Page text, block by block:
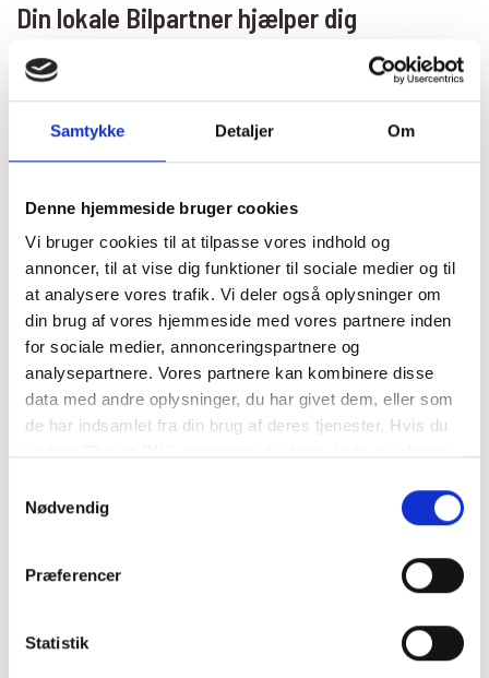
Samtykke Detaljer Om
Denne hjemmeside bruger cookies
Vi bruger cookies til at tilpasse vores indhold og
annoncer, til at vise dig funktioner til sociale medier og til
at analysere vores trafik. Vi deler også oplysninger om
din brug af vores hjemmeside med vores partnere inden
for sociale medier, annonceringspartnere og
analysepartnere. Vores partnere kan kombinere disse
data med andre oplysninger, du har givet dem, eller som
de har indsamlet fra din brug af deres tjenester. Hvis du
"indstil præferencer" for at administrere dine
Nødvendig
Præferencer
Statistik
Din lokale Bilpartner hjælper dig
Hos Din Bilpartner er vi klar til at hjælpe dig, hvis sporingen i din bil
er forkert. Du kan booke tid til en 4-hjuls udmåling og sporing her
Viser det sig at dækkene er slidte til et ulovligt niveau, kan vi også
hjælpe med at sætte nye dæk på. Kontakt gerne dit lokale Din
hjulsudmåling.
Der er altid et Din Bilpartner værksted tæt på dig. Vi vil gerne have
at du kan komme hurtigt videre, og stræber efter at give dig den
bedste behandling og forkæle din bil, både hvis der er tale om en
lille reparation, eller den helt store behandling.
Andre behandlinger og reparationer
Udover sporing af bil og 4-hjulsudmåling, finder du
behandlinger. Du finder blandt andet ferieklargøring
forskellige former for serviceeftersyn. De fleste
Nedenfor kan du se nogle af vores forskellige services.